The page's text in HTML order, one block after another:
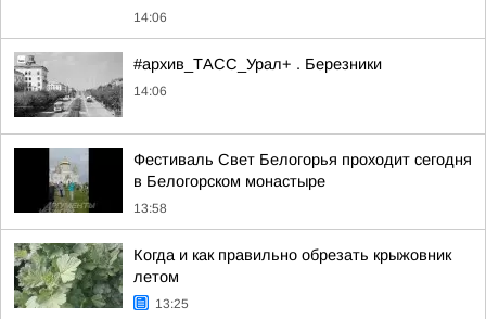
14:06
#архив_ТАСС_Урал+ . Березники
14:06
Фестиваль Свет Белогорья проходит сегодня
в Белогорском монастыре
13:58
Когда и как правильно обрезать крыжовник
летом
13:25